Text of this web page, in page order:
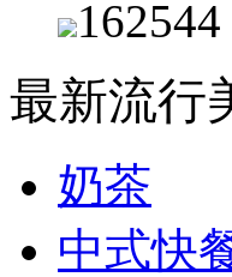
162544
最新流行
奶茶
中式快